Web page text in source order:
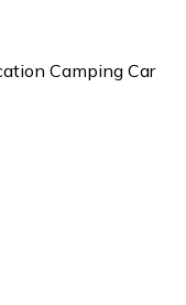
Camping Car